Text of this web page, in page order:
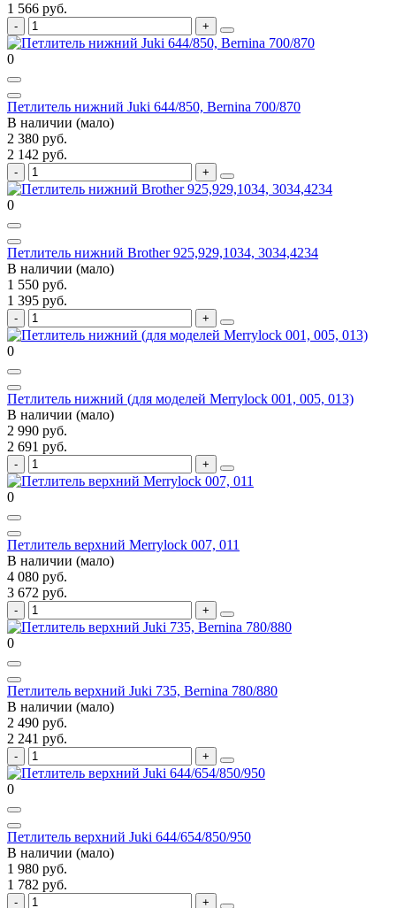
1 566 руб.
0
Петлитель нижний Juki 644/850, Bernina 700/870
В наличии (мало)
2 380 руб.
2 142 руб.
0
Петлитель нижний Brother 925,929,1034, 3034,4234
В наличии (мало)
1 550 руб.
1 395 руб.
0
Петлитель нижний (для моделей Merrylock 001, 005, 013)
В наличии (мало)
2 990 руб.
2 691 руб.
0
Петлитель верхний Merrylock 007, 011
В наличии (мало)
4 080 руб.
3 672 руб.
0
Петлитель верхний Juki 735, Bernina 780/880
В наличии (мало)
2 490 руб.
2 241 руб.
0
Петлитель верхний Juki 644/654/850/950
В наличии (мало)
1 980 руб.
1 782 руб.